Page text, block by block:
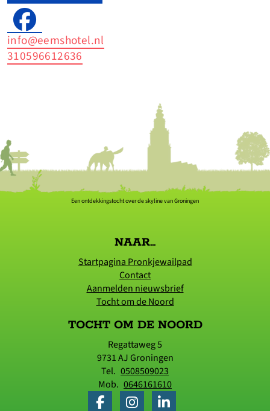
info@eemshotel.nl
310596612636
Een ontdekkingstocht over de skyline van Groningen
NAAR...
Startpagina Pronkjewailpad
Contact
Aanmelden nieuwsbrief
Tocht om de Noord
TOCHT OM DE NOORD
Regattaweg 5
9731 AJGroningen
Tel. 0508509023
Mob. 0646161610